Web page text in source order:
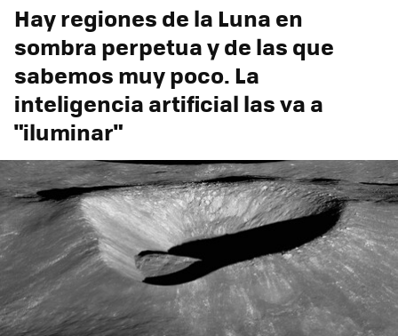
Hay regiones de la Luna en
sombra perpetua y de las que
sabemos muy poco. La
inteligencia artificial las va a
"iluminar"